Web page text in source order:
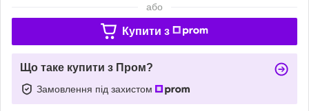
або
Купити з
Що таке купити з Пром?
Замовлення під захистом